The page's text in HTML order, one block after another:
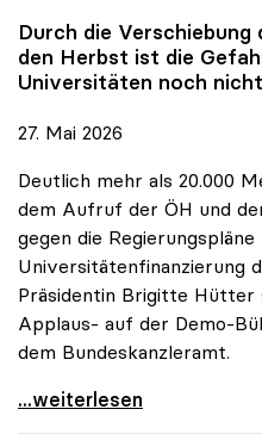
Durch die Verschiebung
den Herbst ist die
Universitäten noch
27. Mai 2026
Deutlich mehr als 20.000
dem Aufruf der ÖH und
gegen die
Universitätenfinanzierung
Präsidentin Brigitte
Applaus- auf der Demo-
dem Bundeskanzleramt.
\"Wir nehmen es nicht
...weiterlesen